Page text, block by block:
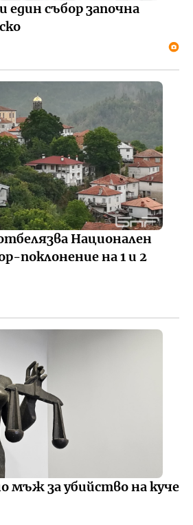
един събор започна
Национален
поклонение на 1 и 2
мъж за убийство на куче